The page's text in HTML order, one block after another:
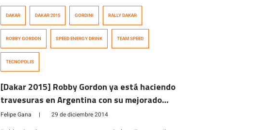
sabíamos. Hay pruebas acá y acá tambíén (Nota: En
no tiene el Hummer, que era un auto ideal para saltar,
hoy […]
DAKAR DAKAR 2015 GORDINI RALLY DAKAR
ROBBY GORDON SPEED ENERGY DRINK TEAM SPEED
TECNOPOLIS
[Dakar 2015] Robby Gordon ya está haciendo
travesuras en Argentina con su mejorado
Gordini
Felipe Gana | 29 de diciembre 2014